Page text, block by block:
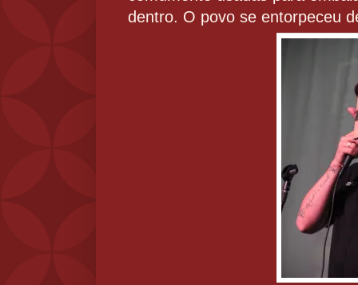
dentro. O povo se entorpeceu